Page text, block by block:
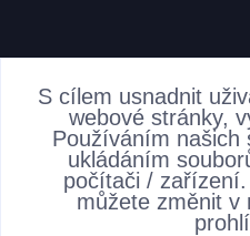
AKTUALITY
S cílem usnadnit
webové stránky,
Používáním našich
ukládáním
počítači /
můžete změnit v